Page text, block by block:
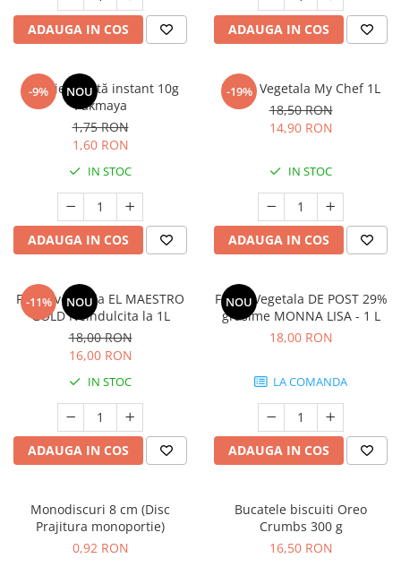
ADAUGA IN COS ADAUGA IN COS
-9% NOU
Drojdie uscată instant 10g
Pakmaya
1,75 RON
1,60 RON
IN STOC
ADAUGA IN COS
-19%
Frisca Vegetala My Chef 1L
18,50 RON
14,90 RON
IN STOC
ADAUGA IN COS
-11% NOU
Frisca vegetala EL MAESTRO
GOLD Neindulcita la 1L
18,00 RON
16,00 RON
IN STOC
ADAUGA IN COS
NOU
Frisca Vegetala DE POST 29%
grasime MONNA LISA - 1 L
18,00 RON
LA COMANDA
ADAUGA IN COS
Monodiscuri 8 cm (Disc
Prajitura monoportie)
0,92 RON
Bucatele biscuiti Oreo
Crumbs 300 g
16,50 RON